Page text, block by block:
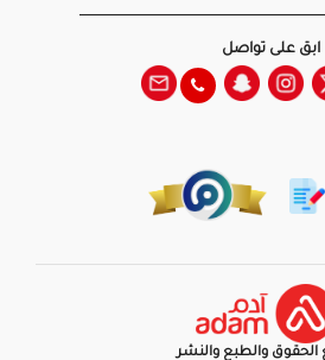
ابق على تواصل
الحقوق والطبع والنشر